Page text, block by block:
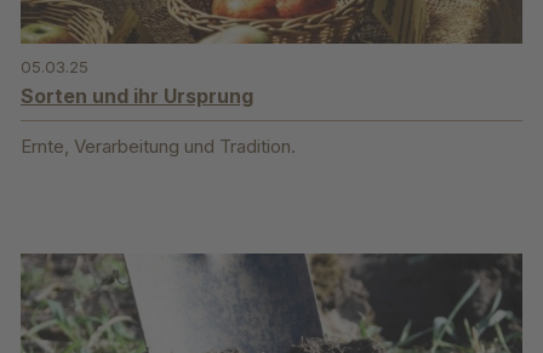
05.03.25
Sorten und ihr Ursprung
Ernte, Verarbeitung und Tradition.